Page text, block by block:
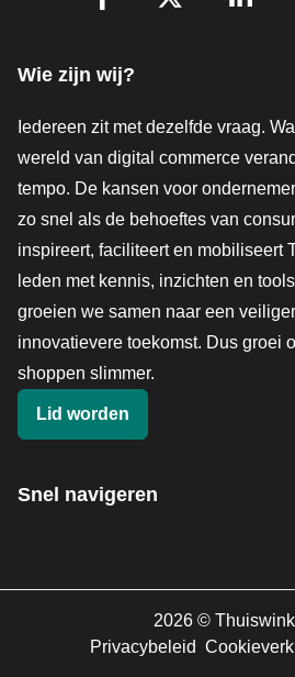
Wie zijn wij?
Iedereen zit met dezelfde vraag.
wereld van digital commerce
tempo. De kansen voor
zo snel als de behoeftes van
inspireert, faciliteert en mobiliseert
leden met kennis, inzichten en
groeien we samen naar een
innovatievere toekomst. Dus groei
shoppen slimmer.
Lid worden
Snel navigeren
2026 ©
Privacybeleid